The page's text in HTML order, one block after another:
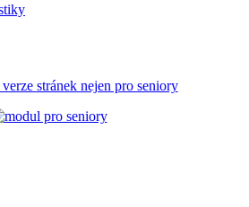
stránek nejen pro seniory